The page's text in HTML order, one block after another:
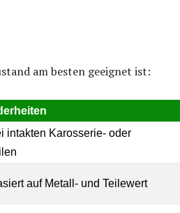
am besten geeignet ist:
intakten Karosserie- oder
auf Metall- und Teilewert